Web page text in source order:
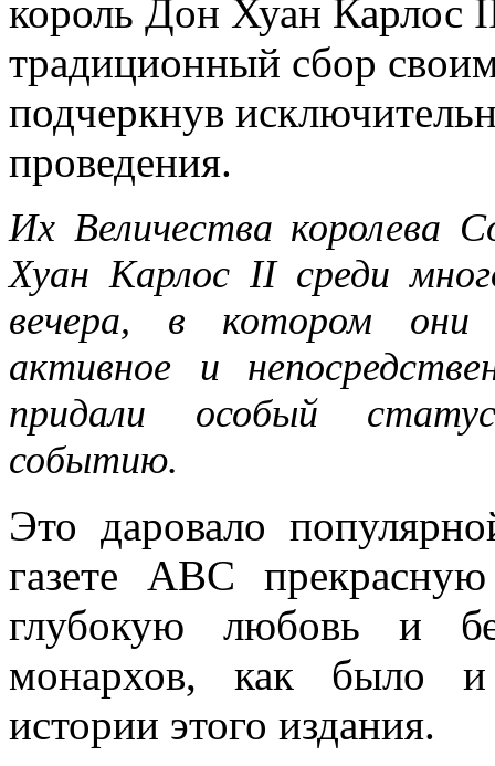
король Дон Хуан Карлос
традиционный сбор
подчеркнув
проведения.
Их Величества королева
Хуан Карлос II среди
вечера, в котором они
активное и
придали особый
событию.
Это даровало
газете АВС
глубокую любовь и
монархов, как было и
истории этого издания.